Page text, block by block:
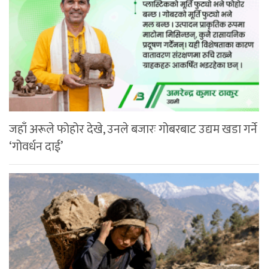
जहाँ अरूले फोहोर देखे, उनले बजारः गोबरबाट उद्यम खडा गर्ने
‘गोवर्धन दाई’